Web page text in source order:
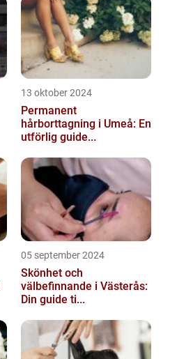
13 oktober 2024
Permanent
hårborttagning i Umeå: En
utförlig guide...
05 september 2024
Skönhet och
välbefinnande i Västerås:
Din guide ti...